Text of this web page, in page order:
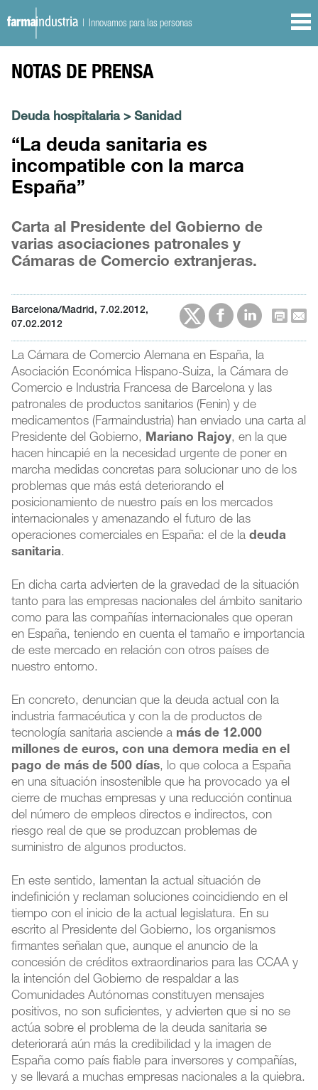
| Innovamos para las personas
NOTAS DE PRENSA
Deuda hospitalaria>Sanidad
“La deuda sanitaria es
incompatible con la marca
España”
Carta al Presidente del Gobierno de
varias asociaciones patronales y
Cámaras de Comercio extranjeras.
Barcelona/Madrid, 7.02.2012,
07.02.2012
La Cámara de Comercio Alemana en España, la
Asociación Económica Hispano-Suiza, la Cámara de
Comercio e Industria Francesa de Barcelona y las
patronales de productos sanitarios (Fenin) y de
medicamentos (Farmaindustria) han enviado una carta al
Presidente del Gobierno, Mariano Rajoy, en la que
hacen hincapié en la necesidad urgente de poner en
marcha medidas concretas para solucionar uno de los
problemas que más está deteriorando el
posicionamiento de nuestro país en los mercados
internacionales y amenazando el futuro de las
operaciones comerciales en España: el de la deuda
sanitaria.
En dicha carta advierten de la gravedad de la situación
tanto para las empresas nacionales del ámbito sanitario
como para las compañías internacionales que operan
en España, teniendo en cuenta el tamaño e importancia
de este mercado en relación con otros países de
nuestro entorno.
En concreto, denuncian que la deuda actual con la
industria farmacéutica y con la de productos de
tecnología sanitaria asciende a más de 12.000
millones de euros, con una demora media en el
pago de más de 500 días, lo que coloca a España
en una situación insostenible que ha provocado ya el
cierre de muchas empresas y una reducción continua
del número de empleos directos e indirectos, con
riesgo real de que se produzcan problemas de
suministro de algunos productos.
En este sentido, lamentan la actual situación de
indefinición y reclaman soluciones coincidiendo en el
tiempo con el inicio de la actual legislatura. En su
escrito al Presidente del Gobierno, los organismos
firmantes señalan que, aunque el anuncio de la
concesión de créditos extraordinarios para las CCAA y
la intención del Gobierno de respaldar a las
Comunidades Autónomas constituyen mensajes
positivos, no son suficientes, y advierten que si no se
actúa sobre el problema de la deuda sanitaria se
deteriorará aún más la credibilidad y la imagen de
España como país fiable para inversores y compañías,
y se llevará a muchas empresas nacionales a la quiebra.